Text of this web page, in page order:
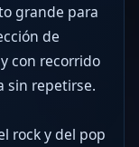
grande para
de
con recorrido
sin repetirse.
rock y del pop